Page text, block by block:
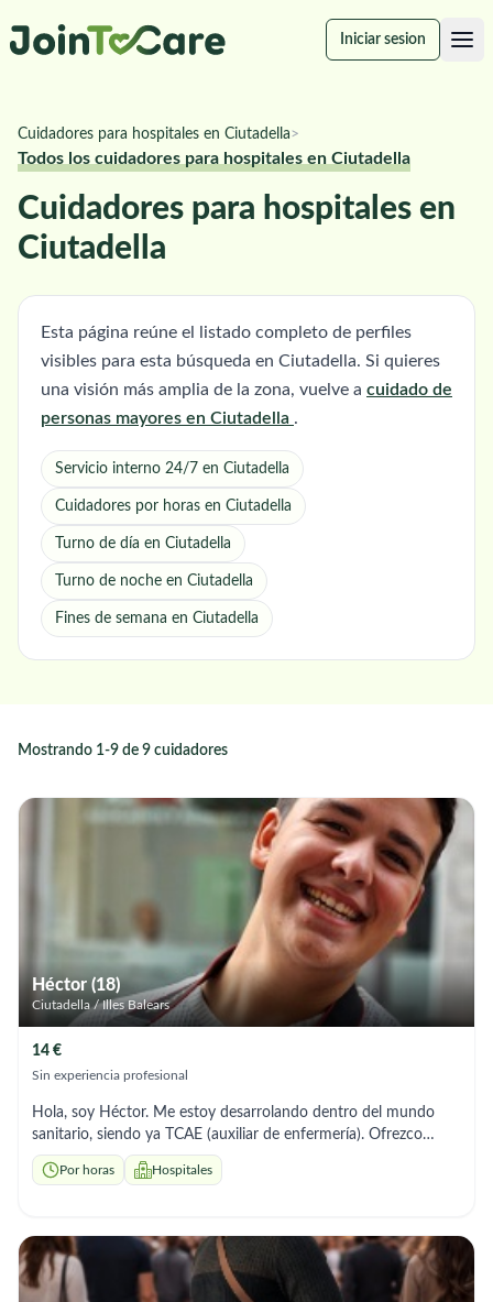
Iniciar sesion
Cuidadores para hospitales en Ciutadella>
Todos los cuidadores para hospitales en Ciutadella
Cuidadores para hospitales en
Ciutadella
Esta página reúne el listado completo de perfiles
visibles para esta búsqueda en Ciutadella. Si quieres
una visión más amplia de la zona, vuelve a cuidado de
personas mayores en Ciutadella .
Servicio interno 24/7 en Ciutadella
Cuidadores por horas en Ciutadella
Turno de día en Ciutadella
Turno de noche en Ciutadella
Fines de semana en Ciutadella
Mostrando 1-9 de 9 cuidadores
Héctor (18)
Ciutadella / Illes Balears
14 €
Sin experiencia profesional
Hola, soy Héctor. Me estoy desarrolando dentro del mundo
sanitario, siendo ya TCAE (auxiliar de enfermería). Ofrezco
ayuda a domicilio con aseo (en ducha y/o cama), cambios
posturales, acompañamiento, curas, control de medicación y
Por horas Hospitales